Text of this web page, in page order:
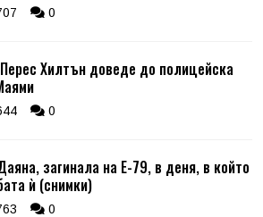
0
Хилтън доведе до полицейска
0
загинала на Е-79, в деня, в който
ѝ (снимки)
0